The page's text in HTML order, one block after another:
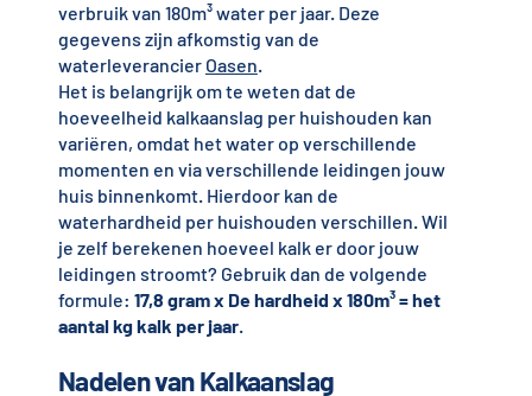
verbruik van 180m³ water per jaar. Deze
gegevens zijn afkomstig van de
waterleverancier Oasen.
Het is belangrijk om te weten dat de
hoeveelheid kalkaanslag per huishouden kan
variëren, omdat het water op verschillende
momenten en via verschillende leidingen jouw
huis binnenkomt. Hierdoor kan de
waterhardheid per huishouden verschillen. Wil
je zelf berekenen hoeveel kalk er door jouw
leidingen stroomt? Gebruik dan de volgende
formule: 17,8 gram x De hardheid x 180m³ = het
aantal kg kalk per jaar.
Nadelen van Kalkaanslag